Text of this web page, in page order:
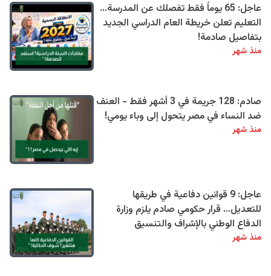
عاجل: 65 يوماً فقط تفصلك عن المدرسة...
التعليم تعلن خريطة العام الدراسي الجديد
بتفاصيل صادمة!
منذ شهر
صادم: 128 جريمة في 3 أشهر فقط - العنف
ضد النساء في مصر يتحول إلى وباء يومي!
منذ شهر
عاجل: 9 قوانين دفاعية في طريقها
للتعديل… قرار حكومي صادم يلزم وزارة
الدفاع الوطني بالإشراف والتنسيق
منذ شهر